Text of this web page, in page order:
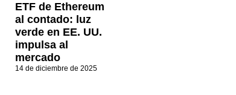
ETF de Ethereum
al contado: luz
verde en EE. UU.
impulsa al
mercado
14 de diciembre de 2025